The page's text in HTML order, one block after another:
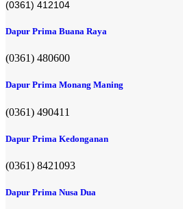
(0361) 412104
Dapur Prima Buana Raya
(0361) 480600
Dapur Prima Monang Maning
(0361) 490411​
Dapur Prima Kedonganan
(0361) 8421093
Dapur Prima Nusa Dua